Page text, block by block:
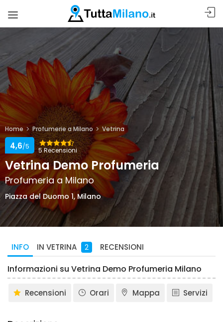
Home Profumerie a Milano Vetrina
5 Recensioni
4,6/5
Vetrina Demo Profumeria
Profumeria a Milano
Piazza del Duomo 1, Milano
INFO IN VETRINA 2 RECENSIONI
Informazioni su Vetrina Demo Profumeria Milano
Recensioni Orari Mappa Servizi